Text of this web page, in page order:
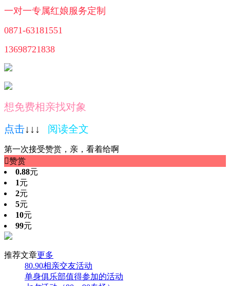
一对一专属红娘服务定制
0871-63181551
13698721838
想免费相亲找对象
点击↓↓↓ 阅读全文
第一次接受赞赏，亲，看着给啊
赞赏
0.88元
1元
2元
5元
10元
99元
推荐文章更多
80.90相亲交友活动
单身俱乐部值得参加的活动